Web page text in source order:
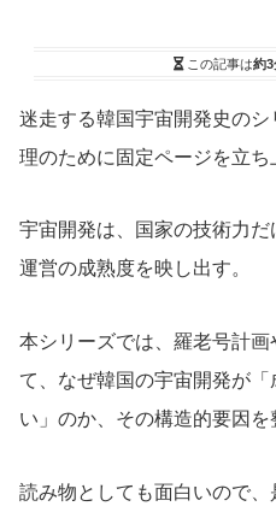
この記事は約3
迷走する韓国宇宙開発史の
理のために固定ページを立ち
宇宙開発は、国家の技術力
運営の成熟度を映し出す。
本シリーズでは、羅老号計
て、なぜ韓国の宇宙開発が
い」のか、その構造的要因を
読み物としても面白いので、